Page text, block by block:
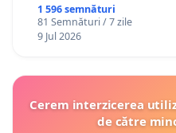
1 596 semnături
81 Semnături / 7 zile
9 Jul 2026
Cerem interzicerea
de către